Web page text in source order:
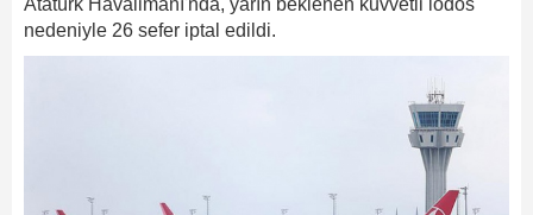
Atatürk Havalimanı'nda, yarın beklenen kuvvetli lodos
nedeniyle 26 sefer iptal edildi.